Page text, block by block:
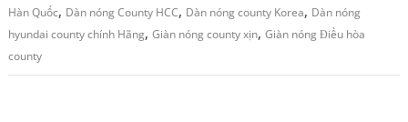
Hàn Quốc, Dàn nóng County HCC, Dàn nóng county Korea, Dàn nóng
hyundai county chính Hãng,Giàn nóng county xịn,Giàn nóng Điều hòa
county